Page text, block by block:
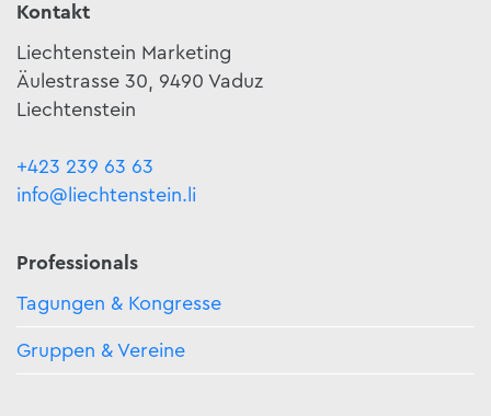
Kontakt
Liechtenstein Marketing
Äulestrasse 30, 9490 Vaduz
Liechtenstein
+423 239 63 63
info@liechtenstein.li
Professionals
Tagungen & Kongresse
Gruppen & Vereine